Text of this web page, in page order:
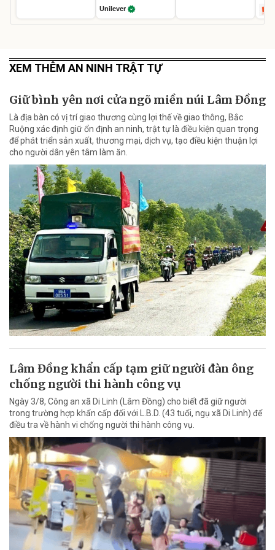
Unilever
XEM THÊM AN NINH TRẬT TỰ
Giữ bình yên nơi cửa ngõ miền núi Lâm Đồng
Là địa bàn có vị trí giao thương cùng lợi thế về giao thông, Bắc
Ruộng xác định giữ ổn định an ninh, trật tự là điều kiện quan trọng
để phát triển sản xuất, thương mại, dịch vụ, tạo điều kiện thuận lợi
cho người dân yên tâm làm ăn.
Lâm Đồng khẩn cấp tạm giữ người đàn ông
chống người thi hành công vụ
Ngày 3/8, Công an xã Di Linh (Lâm Đồng) cho biết đã giữ người
trong trường hợp khẩn cấp đối với L.B.D. (43 tuổi, ngụ xã Di Linh) để
điều tra về hành vi chống người thi hành công vụ.